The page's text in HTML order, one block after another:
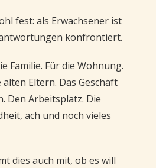
fest: als Erwachsener ist
konfrontiert.
Familie. Für die Wohnung.
Eltern. Das Geschäft
Den Arbeitsplatz. Die
ach und noch vieles
dies auch mit, ob es will